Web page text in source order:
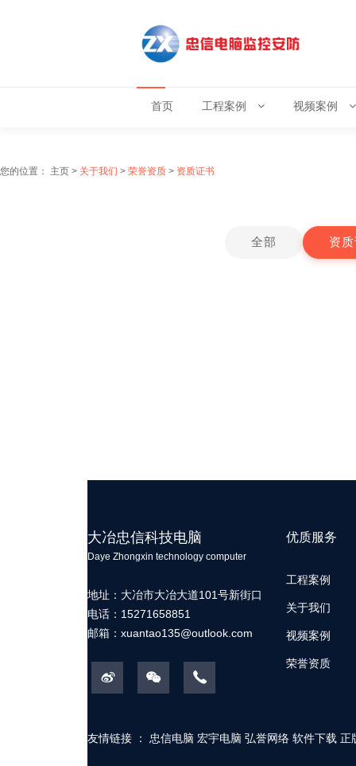
首页 工程案例 视频案例
您的位置： 主页 > 关于我们 > 荣誉资质 > 资质证书
全部 资
大冶忠信科技电脑
Daye Zhongxin technology computer
地址：大冶市大冶大道101号新街口
电话：15271658851
邮箱： xuantao135@outlook.com
优质服务
工程案例
关于我们
视频案例
荣誉资质
友情链接 ： 忠信电脑 宏宇电脑 弘誉网络 软件下载 正